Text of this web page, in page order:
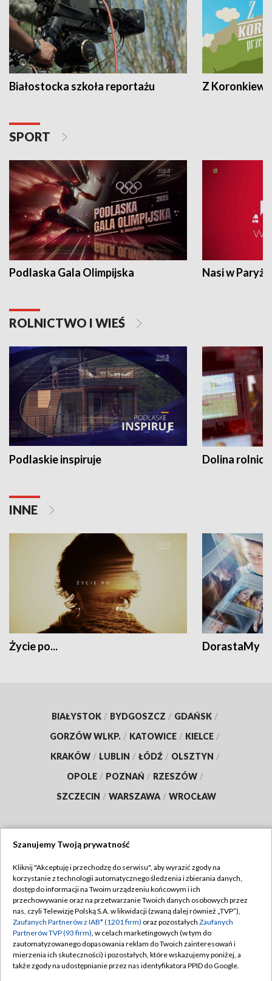
Białostocka szkoła reportażu Z
SPORT
Podlaska Gala Olimpijska Nasi w Paryżu
ROLNICTWO I WIEŚ
Podlaskie inspiruje Dolina
INNE
Życie po... DorastaMy
BIAŁYSTOK / BYDGOSZCZ / GDAŃSK /
GORZÓW WLKP. / KATOWICE / KIELCE /
KRAKÓW / LUBLIN / ŁÓDŹ / OLSZTYN /
OPOLE / POZNAŃ / RZESZÓW /
SZCZECIN / WARSZAWA / WROCŁAW
TVP
Abonament TVP
Emisja w TVP
Centrum informacji TVP
Naziemna Telewizja Cyfrowa
Regulamin TVP
Polityka prywatności
Moje zgody
Pomoc
Szanujemy Twoją prywatność
Kliknij "Akceptuję i przechodzę do serwisu", aby wyrazić zgody na
korzystanie z technologii automatycznego śledzenia i zbierania danych,
dostęp do informacji na Twoim urządzeniu końcowym i ich
przechowywanie oraz na przetwarzanie Twoich danych osobowych przez
nas, czyli Telewizję Polską S.A. w likwidacji (zwaną dalej również „TVP”),
Zaufanych Partnerów z IAB* (1201 firm) oraz pozostałych Zaufanych
Partnerów TVP (93 firm), w celach marketingowych (w tym do
zautomatyzowanego dopasowania reklam do Twoich zainteresowań i
mierzenia ich skuteczności) i pozostałych, które wskazujemy poniżej, a
także zgody na udostępnianie przez nas identyfikatora PPID do Google.